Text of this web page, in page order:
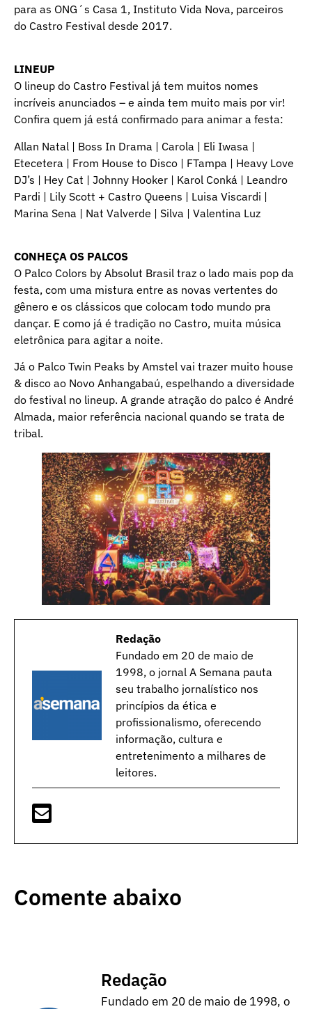
para as ONG´s Casa 1, Instituto Vida Nova, parceiros
do Castro Festival desde 2017.
LINEUP
O lineup do Castro Festival já tem muitos nomes
incríveis anunciados – e ainda tem muito mais por vir!
Confira quem já está confirmado para animar a festa:
Allan Natal | Boss In Drama | Carola | Eli Iwasa |
Etecetera | From House to Disco | FTampa | Heavy Love
DJ’s | Hey Cat | Johnny Hooker | Karol Conká | Leandro
Pardi | Lily Scott + Castro Queens | Luisa Viscardi |
Marina Sena | Nat Valverde | Silva | Valentina Luz
CONHEÇA OS PALCOS
O Palco Colors by Absolut Brasil traz o lado mais pop da
festa, com uma mistura entre as novas vertentes do
gênero e os clássicos que colocam todo mundo pra
dançar. E como já é tradição no Castro, muita música
eletrônica para agitar a noite.
Já o Palco Twin Peaks by Amstel vai trazer muito house
& disco ao Novo Anhangabaú, espelhando a diversidade
do festival no lineup. A grande atração do palco é André
Almada, maior referência nacional quando se trata de
tribal.
Redação
Fundado em 20 de maio de
1998, o jornal A Semana pauta
seu trabalho jornalístico nos
princípios da ética e
profissionalismo, oferecendo
informação, cultura e
entretenimento a milhares de
leitores.
Comente abaixo
Redação
Fundado em 20 de maio de 1998, o